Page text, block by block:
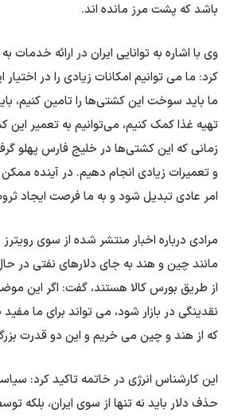
باشد که پشت مرز مانده اند.
وی با اشاره به توانایی ایران در ارائه
کرد: ما می توانیم امکانات زیادی را در
ما باید سوخت این کشتی‌ها را تامین کنیم،
تهیه غذا کمک کنیم، می‌توانیم به تعمیر
زمانی که این کشتی‌ها در خلیج فارس پهلو
و تعمیرات زیادی انجام دهیم. در آینده
امر عادی تبدیل شود و به ما فرصت ایجاد
مرادی درباره اخبار منتشر شده از سوی
مانند چین و هند به جای دلارهای نفتی در
از طریق بورس کالا هستند، گفت: اگر این
نقدینگی در بازار شود، می تواند برای ما مفید
که از هند و چین می خریم و این دو قدرت
این کارشناس انرژی در خاتمه تاکید کرد:
حذف دلار باید نه تنها از سوی ایران، بلکه